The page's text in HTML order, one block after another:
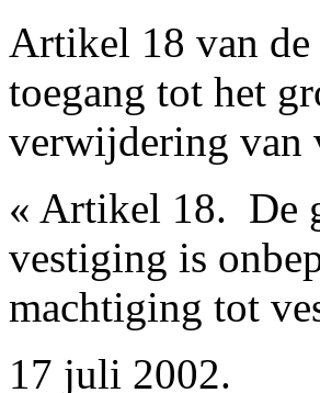
Artikel 18 van de
toegang tot het
verwijdering van
« Artikel 18. ­ De
vestiging is
machtiging tot
17 juli 2002.